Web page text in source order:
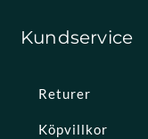
Kundservice
Returer
Köpvillkor